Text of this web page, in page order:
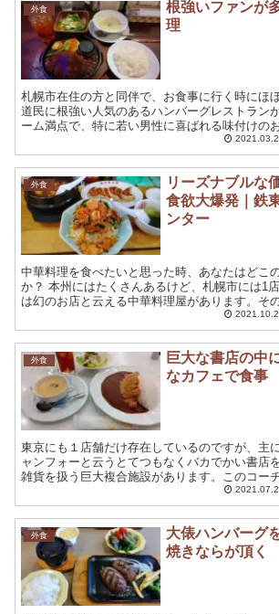
外食
根強いファンが
理
札幌市在住の方と同伴で、お食事に行く時にほ
道民に根強い人気のあるハンバーグレストラン
ーム満点で、特に若い男性に喜ばれる味付けの
う。 札幌ファクトリーと琴似にしかない お目
外食
リーズナブルな
食欲大爆発｜鉄
ンター
中華料理を食べたいと思った時、あなたはどこ
か？ 本州にはたくさんあるけど、札幌市には1
は幻のお店と云える中華料理屋があります。そ
ーズナブル価格設定にも関わらず、美味しい中
外食
巨大な書店の中
なカフェで食事
東京にも１店舗だけ存在しているのですが、主
ャンフォーと云うとてつもなくバカでかい書店
雑貨を扱う巨大複合施設があります。このコー
は、東南アジアの仏教寺院を思わせる佇まいな
外食
大俵ハンバーグ
焼きならが頂く